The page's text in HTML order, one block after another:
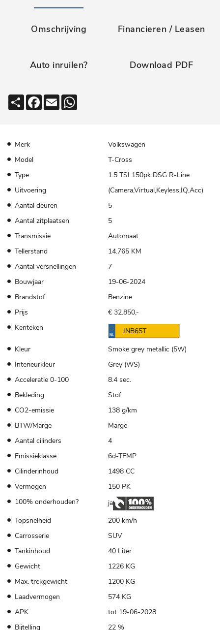
Omschrijving Financieren / Leasen
Auto inruilen? Download PDF
DeelFacebook
Email
Merk
Volkswagen
Model
T-Cross
Type
1.5 TSI 150pk DSG R-Line
Uitvoering
(Camera,Virtual,Keyless,IQ,Acc)
Aantal deuren
5
Aantal zitplaatsen
5
Transmissie
Automaat
Tellerstand
14.765 KM
Aantal versnellingen
7
Bouwjaar
19-06-2024
Brandstof
Benzine
Prijs
€ 32.850,-
Kenteken
JNB65T
Kleur
Smoke grey metallic (5W)
Interieurkleur
Grey (WS)
Acceleratie 0-100
8.4 sec.
Bekleding
Stof
CO2-emissie
138 g/km
BTW/Marge
Marge
Aantal cilinders
4
Emissieklasse
6d-TEMP
Cilinderinhoud
1498 CC
Vermogen
150 PK
100% onderhouden?
ja
Topsnelheid
200 km/h
Carrosserie
SUV
Tankinhoud
40 Liter
Gewicht
1226 KG
Max. trekgewicht
1200 KG
Laadvermogen
574 KG
APK
tot 19-06-2028
Bijtelling
22 %